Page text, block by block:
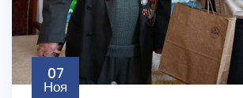
07
Ноя